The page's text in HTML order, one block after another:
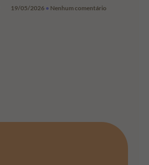
19/05/2026 Nenhum comentário